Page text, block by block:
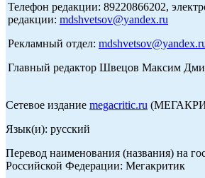
Телефон редакции: 89220866202,
редакции: mdshvetsov@yandex.ru
Рекламный отдел:
Главный редактор Швецов Максим
Сетевое издание megacritic.ru
Язык(и): русский
Перевод наименования (названия) на
Российской Федерации: Мегакритик